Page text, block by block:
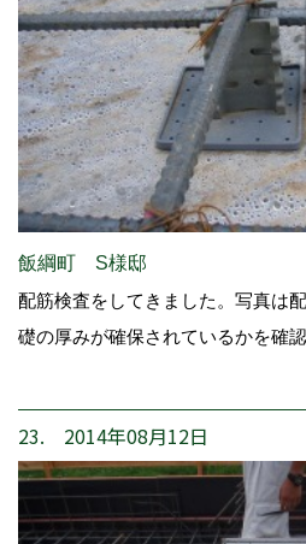
飯綱町 S様邸
配筋検査をしてきました。写真は
礎の厚みが確保されているかを確認
23. 2014年08月12日